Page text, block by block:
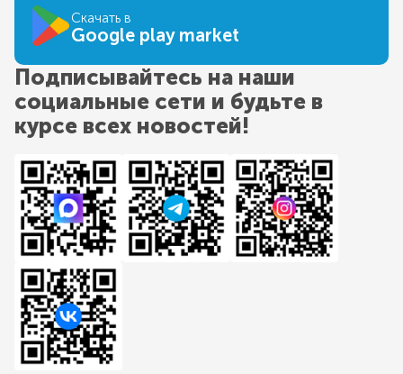
Скачать в
Google play market
Подписывайтесь на наши
социальные сети и будьте в
курсе всех новостей!